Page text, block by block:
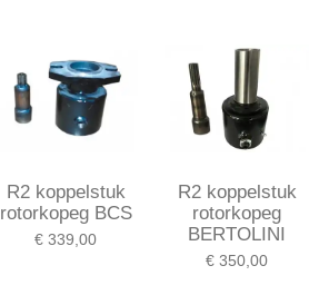
R2 koppelstuk
rotorkopeg BCS
€ 339,00
R2 koppelstuk
rotorkopeg
BERTOLINI
€ 350,00